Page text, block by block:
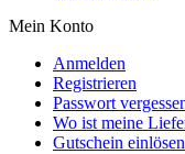
Mein Konto
Anmelden
Registrieren
Passwort
Wo ist meine
Gutschein einlösen